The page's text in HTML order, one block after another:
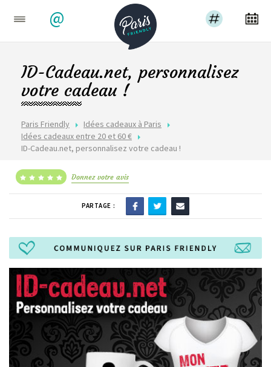
@
Paris Friendly
Idées cadeaux à Paris
Idées cadeaux entre 20 et 60 €
ID-Cadeau.net, personnalisez votre cadeau !
ID-Cadeau.net, personnalisez
votre cadeau !
Donnez votre avis
PARTAGE :